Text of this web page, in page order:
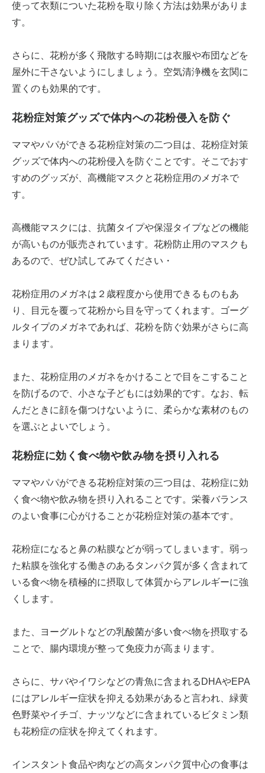
使って衣類についた花粉を取り除く方法は効果がありま
す。
さらに、花粉が多く飛散する時期には衣服や布団などを
屋外に干さないようにしましょう。空気清浄機を玄関に
置くのも効果的です。
花粉症対策グッズで体内への花粉侵入を防ぐ
ママやパパができる花粉症対策の二つ目は、花粉症対策
グッズで体内への花粉侵入を防ぐことです。そこでおす
すめのグッズが、高機能マスクと花粉症用のメガネで
す。
高機能マスクには、抗菌タイプや保湿タイプなどの機能
が高いものが販売されています。花粉防止用のマスクも
あるので、ぜひ試してみてください・
花粉症用のメガネは２歳程度から使用できるものもあ
り、目元を覆って花粉から目を守ってくれます。ゴーグ
ルタイプのメガネであれば、花粉を防ぐ効果がさらに高
まります。
また、花粉症用のメガネをかけることで目をこすること
を防げるので、小さな子どもには効果的です。なお、転
んだときに顔を傷つけないように、柔らかな素材のもの
を選ぶとよいでしょう。
花粉症に効く食べ物や飲み物を摂り入れる
ママやパパができる花粉症対策の三つ目は、花粉症に効
く食べ物や飲み物を摂り入れることです。栄養バランス
のよい食事に心がけることが花粉症対策の基本です。
花粉症になると鼻の粘膜などが弱ってしまいます。弱っ
た粘膜を強化する働きのあるタンパク質が多く含まれて
いる食べ物を積極的に摂取して体質からアレルギーに強
くします。
また、ヨーグルトなどの乳酸菌が多い食べ物を摂取する
ことで、腸内環境が整って免疫力が高まります。
さらに、サバやイワシなどの青魚に含まれるDHAやEPA
にはアレルギー症状を抑える効果があると言われ、緑黄
色野菜やイチゴ、ナッツなどに含まれているビタミン類
も花粉症の症状を抑えてくれます。
インスタント食品や肉などの高タンパク質中心の食事は